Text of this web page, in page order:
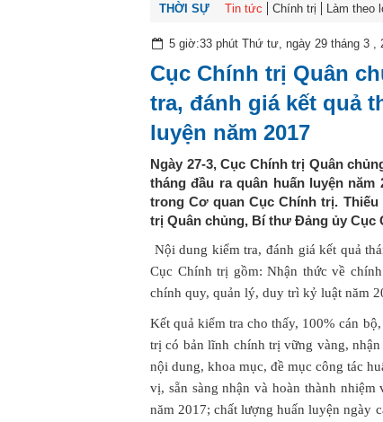
THỜI SỰ Tin tức Chính trị Làm theo
5 giờ:33 phút Thứ tư, ngày 29 tháng 3 ,
Cục Chính trị Quân
tra, đánh giá kết quả
luyện năm 2017
Ngày 27-3, Cục Chính trị Quân
tháng đầu ra quân huấn luyện
trong Cơ quan Cục Chính trị.
trị Quân chủng, Bí thư Đảng ủy Cục
Nội dung kiểm tra, đánh giá kết quả
Cục Chính trị gồm: Nhận thức về
chính quy, quản lý, duy trì kỷ luật năm
Kết quả kiểm tra cho thấy, 100% cán
trị có bản lĩnh chính trị vững vàng,
nội dung, khoa mục, đề mục công tác
vị, sẵn sàng nhận và hoàn thành
năm 2017; chất lượng huấn luyện ngày